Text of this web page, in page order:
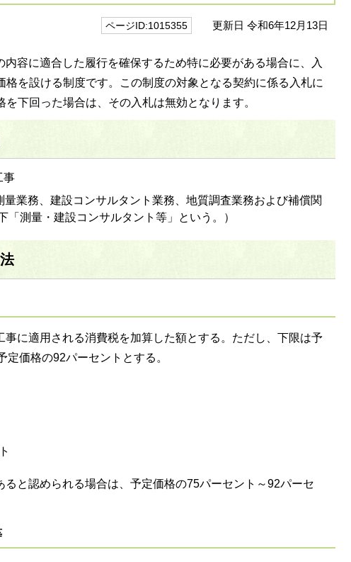
ページID:1015355 更新日 令和6年12月13日
容に適合した履行を確保するため特に必要がある場合に、入
を設ける制度です。この制度の対象となる契約に係る入札に
下回った場合は、その入札は無効となります。
事
業務、建設コンサルタント業務、地質調査業務および補償関
「測量・建設コンサルタント等」という。）
事に適用される消費税を加算した額とする。ただし、下限は予
価格の92パーセントとする。
と認められる場合は、予定価格の75パーセント～92パーセ